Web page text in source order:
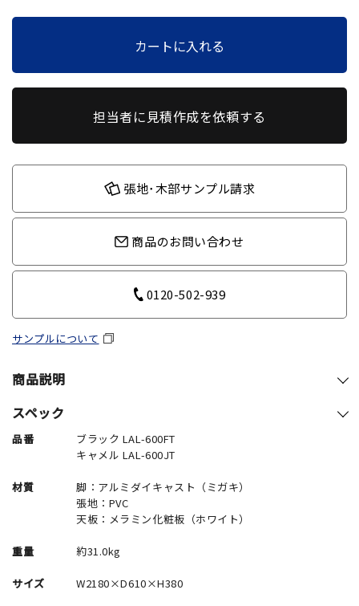
カートに入れる
担当者に見積作成を依頼する
張地･木部サンプル請求
商品のお問い合わせ
0120-502-939
サンプルについて
商品説明
スペック
品番
ブラック LAL-600FT
キャメル LAL-600JT
材質
脚：アルミダイキャスト（ミガキ）
張地：PVC
天板：メラミン化粧板（ホワイト）
重量 約31.0kg
サイズ W2180×D610×H380